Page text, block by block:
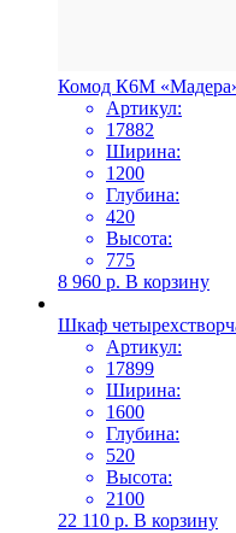
Комод К6М
Артикул:
17882
Ширина:
1200
Глубина:
420
Высота:
775
8 960 р. В корзину
Шкаф
Артикул:
17899
Ширина:
1600
Глубина:
520
Высота:
2100
22 110 р. В корзину